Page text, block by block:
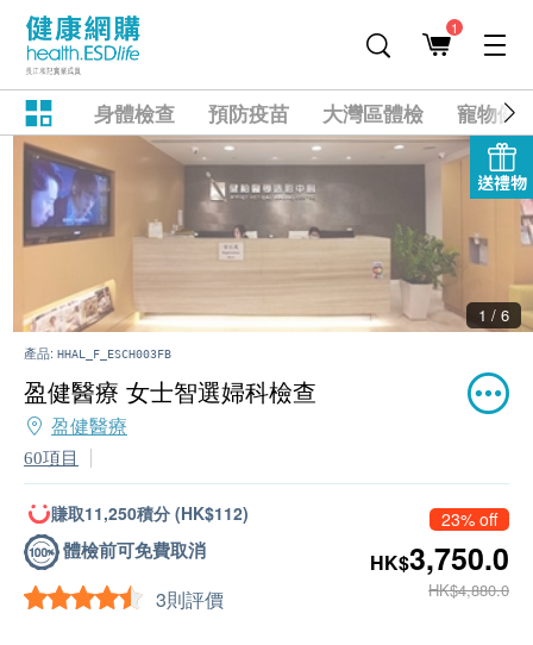
1
身體檢查 預防疫苗 大灣區體檢 寵物健
送禮物
2 / 6
產品: HHAL_F_ESCH003FB
盈健醫療 女士智選婦科檢查
盈健醫療
60項目
賺取11,250積分 (HK$112)
體檢前可免費取消
3則評價
23% off
HK$3,750.0
HK$4,880.0